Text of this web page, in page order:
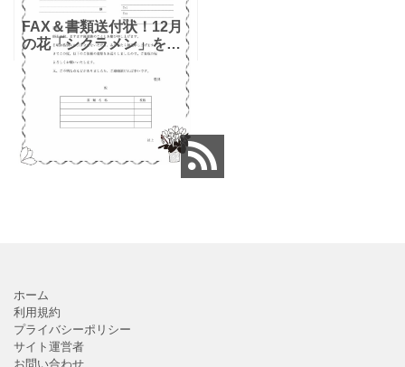
FAX＆書類送付状！12月
の花「シクラメン」をイ
メージしたイラストデザ
イン「Excel・Word・
PDF」のテンプレートで
す。モノクロでかわいい
花が描かれたフレ
ホーム
利用規約
プライバシーポリシー
サイト運営者
お問い合わせ